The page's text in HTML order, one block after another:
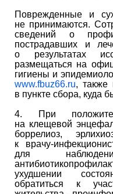
Поврежденные и
не принимаются.
сведений о
пострадавших и
о результатах
размещаться на
гигиены и
www.fbuz66.ru, также
в пункте сбора, куда
4. При
на клещевой
боррелиоз,
к врачу-
для
ухудшении
обратиться к